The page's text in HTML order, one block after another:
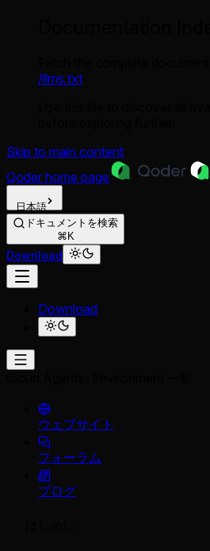
/llms.txt
Skip to main content
Qoder home page
日本語
ドキュメントを検索
⌘K
Download
Download
ウェブサイト
フォーラム
ブログ